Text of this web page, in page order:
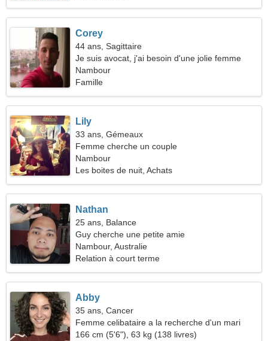
Corey
44 ans, Sagittaire
Je suis avocat, j'ai besoin d'une jolie femme
Nambour
Famille
Lily
33 ans, Gémeaux
Femme cherche un couple
Nambour
Les boites de nuit, Achats
Nathan
25 ans, Balance
Guy cherche une petite amie
Nambour, Australie
Relation à court terme
Abby
35 ans, Cancer
Femme celibataire a la recherche d'un mari
166 cm (5'6"), 63 kg (138 livres)